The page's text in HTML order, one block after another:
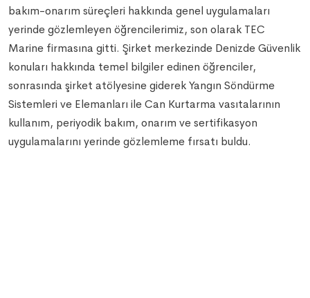
bakım-onarım süreçleri hakkında genel uygulamaları
yerinde gözlemleyen öğrencilerimiz, son olarak TEC
Marine firmasına gitti. Şirket merkezinde Denizde Güvenlik
konuları hakkında temel bilgiler edinen öğrenciler,
sonrasında şirket atölyesine giderek Yangın Söndürme
Sistemleri ve Elemanları ile Can Kurtarma vasıtalarının
kullanım, periyodik bakım, onarım ve sertifikasyon
uygulamalarını yerinde gözlemleme fırsatı buldu.